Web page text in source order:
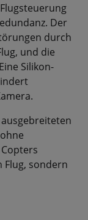
Der
durch
und die
Silikon-
sondern